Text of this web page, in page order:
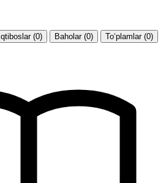
Iqtiboslar (0) Baholar (0) To‘plamlar (0)